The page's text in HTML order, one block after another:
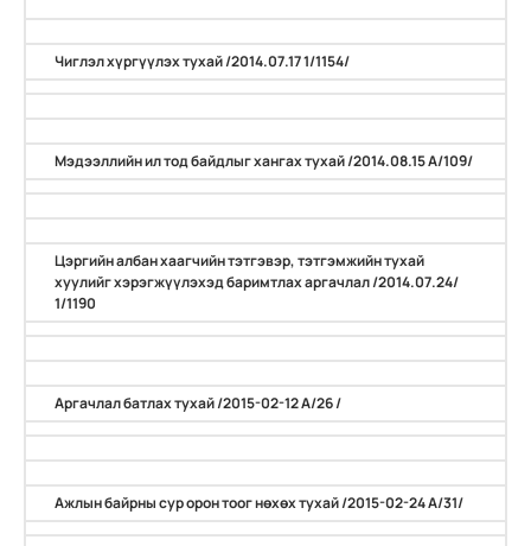
Чиглэл хүргүүлэх тухай /2014.07.17 1/1154/
Мэдээллийн ил тод байдлыг хангах тухай /2014.08.15 А/109/
Цэргийн албан хаагчийн тэтгэвэр, тэтгэмжийн тухай
хуулийг хэрэгжүүлэхэд баримтлах аргачлал /2014.07.24/
1/1190
Аргачлал батлах тухай /2015-02-12 А/26 /
Ажлын байрны сур орон тоог нөхөх тухай /2015-02-24 А/31/